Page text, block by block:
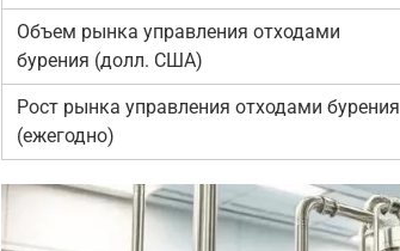
Объем рынка управления отходами
бурения (долл. США)
Рост рынка управления отходами бурения
(ежегодно)